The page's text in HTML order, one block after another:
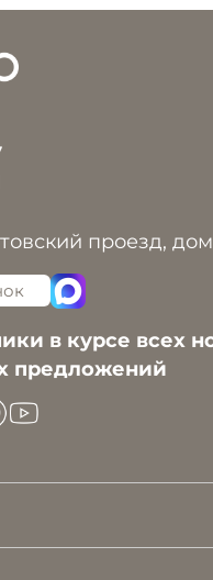
проезд, дом
в курсе всех
предложений